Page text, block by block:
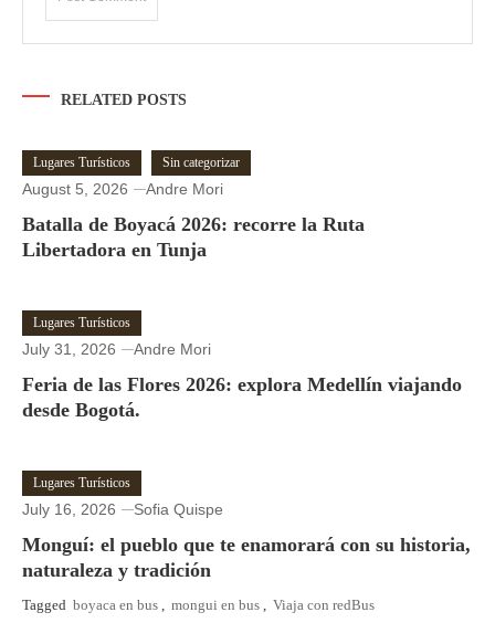
RELATED POSTS
Lugares Turísticos Sin categorizar
August 5, 2026 Andre Mori
Batalla de Boyacá 2026: recorre la Ruta
Libertadora en Tunja
Lugares Turísticos
July 31, 2026 Andre Mori
Feria de las Flores 2026: explora Medellín viajando
desde Bogotá.
Lugares Turísticos
July 16, 2026 Sofia Quispe
Monguí: el pueblo que te enamorará con su historia,
naturaleza y tradición
Tagged boyaca en bus , mongui en bus , Viaja con redBus